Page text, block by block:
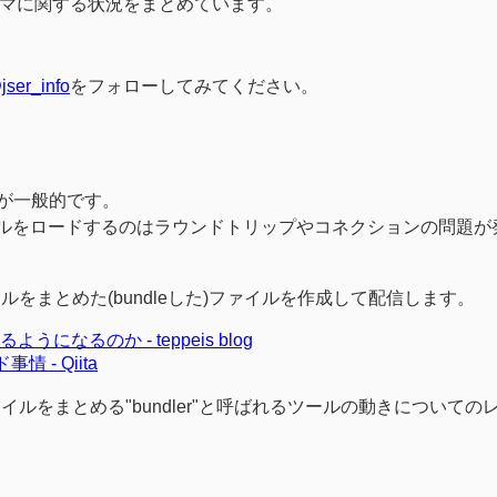
をフォローしてみてください。
一般的です。
をロードするのはラウンドトリップやコネクションの問題が
をまとめた(bundleした)ファイルを作成して配信します。
ようになるのか - teppeis blog
事情 - Qiita
ルをまとめる"bundler"と呼ばれるツールの動きについての